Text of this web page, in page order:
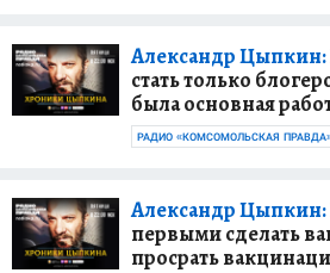
Александр Цыпкин:
стать только
была основная
РАДИО «КОМСОМОЛЬСКАЯ
Александр Цыпкин:
первыми сделать
просрать